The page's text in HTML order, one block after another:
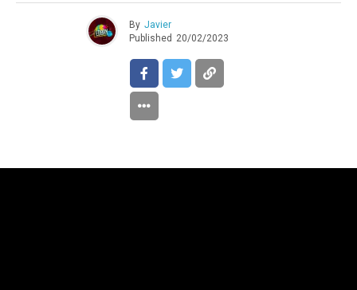
By Javier
Published 20/02/2023